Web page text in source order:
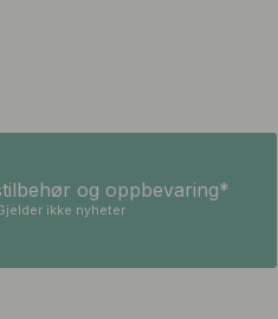
og oppbevaring*
ikke nyheter